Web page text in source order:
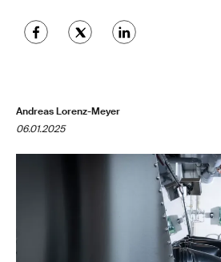
Andreas Lorenz-Meyer
06.01.2025